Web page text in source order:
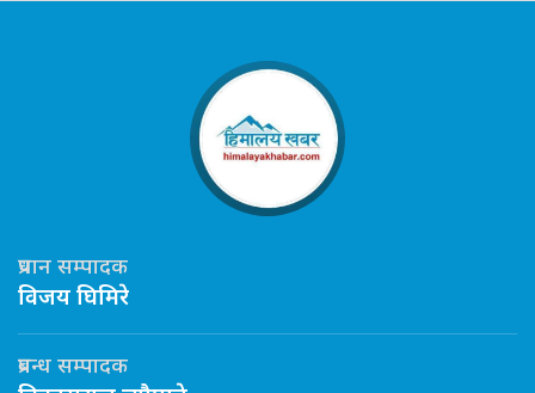
प्रधान सम्पादक
विजय घिमिरे
प्रबन्ध सम्पादक